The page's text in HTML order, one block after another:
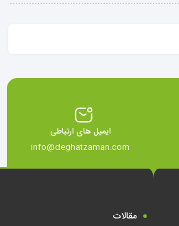
ایمیل های ارتباطی
info@deghatzaman.com
مقالات